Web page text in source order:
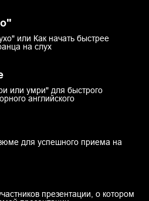
или Как начать быстрее
на слух
или умри" для быстрого
английского
для успешного приема на
презентации, о котором